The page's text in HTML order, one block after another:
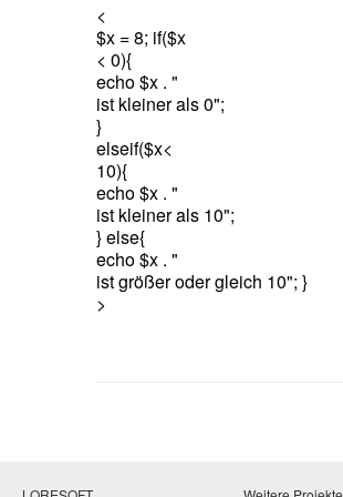
<
$x = 8; if($x
< 0){
echo $x . "
ist kleiner als 0";
}
elseif($x<
10){
echo $x . "
ist kleiner als 10";
} else{
echo $x . "
ist größer oder gleich 10"; }
>